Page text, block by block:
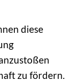
diese
zu fördern.